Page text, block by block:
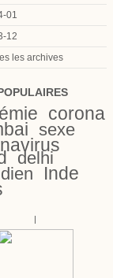
01
12
les archives
corona
sexe
delhi
Inde
|